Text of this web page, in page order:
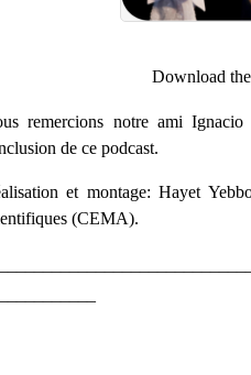
Download
remercions notre ami
de ce podcast.
et montage: Hayet
(CEMA).